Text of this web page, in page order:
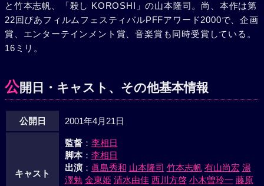
と竹本志帆、「殺し KOROSHI」の山本隆司。尚、本作は第
22回ぴあフィルムフェスティバルPFFアワード2000で、企画
賞、エンターテインメント賞、音楽賞も同時受賞している。
16ミリ。
公開日・キャスト、その他基本情報
公開日 2001年4月21日
キャスト
監督： 李相日
脚本： 李相日
出演： 眞島秀和 山本隆司 竹本志帆 有山尚宏 湯
澤勉 金東姫 清水由佳 西川方啓 小木曽玲一 藤原